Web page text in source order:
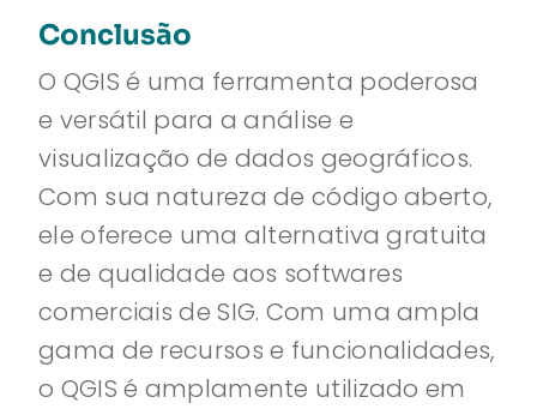
Conclusão
O QGIS é uma ferramenta poderosa
e versátil para a análise e
visualização de dados geográficos.
Com sua natureza de código aberto,
ele oferece uma alternativa gratuita
e de qualidade aos softwares
comerciais de SIG. Com uma ampla
gama de recursos e funcionalidades,
o QGIS é amplamente utilizado em